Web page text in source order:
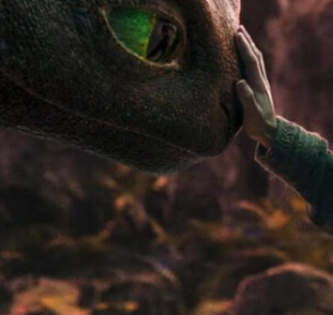
RÉSERVATION
PROGRAMME